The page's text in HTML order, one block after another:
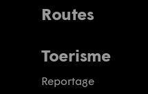
Routes
Toerisme
Reportage